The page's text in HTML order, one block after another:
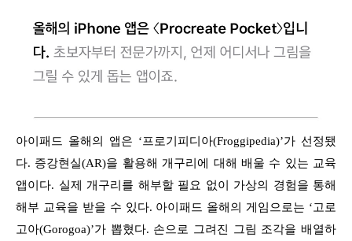
아이패드 올해의 앱은 ‘프로기피디아(Froggipedia)’가 선정됐
다. 증강현실(AR)을 활용해 개구리에 대해 배울 수 있는 교육
앱이다. 실제 개구리를 해부할 필요 없이 가상의 경험을 통해
해부 교육을 받을 수 있다. 아이패드 올해의 게임으로는 ‘고로
고아(Gorogoa)’가 뽑혔다. 손으로 그려진 그림 조각을 배열하